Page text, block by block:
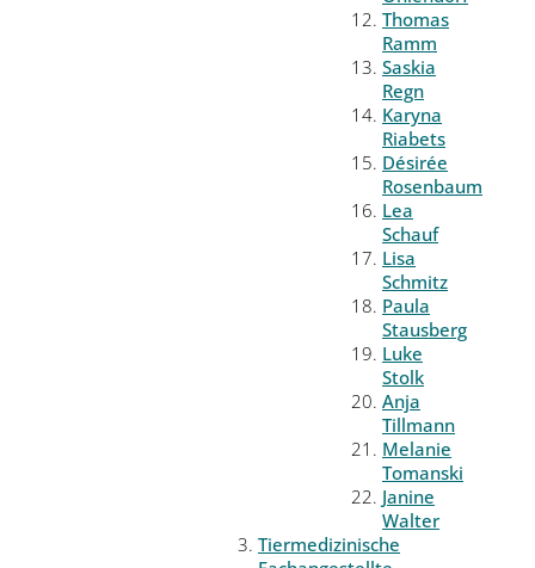
Thomas
Ramm
Saskia
Regn
Karyna
Riabets
Désirée
Rosenbaum
Lea
Schauf
Lisa
Schmitz
Paula
Stausberg
Luke
Stolk
Anja
Tillmann
Melanie
Tomanski
Janine
Walter
Tiermedizinische